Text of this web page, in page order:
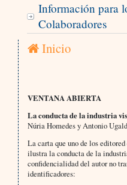
Información para
Colaboradores
Inicio
VENTANA ABIERTA
La conducta de la industria
Núria Homedes y Antonio
La carta que uno de los
ilustra la conducta de la
confidencialidad del autor no
identificadores: